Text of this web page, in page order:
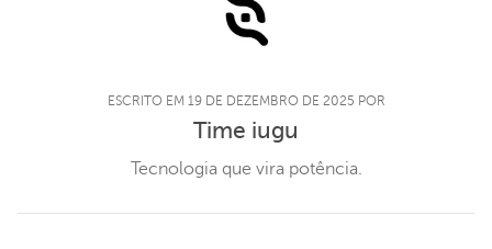
ESCRITO EM 19 DE DEZEMBRO DE 2025 POR
Time iugu
Tecnologia que vira potência.